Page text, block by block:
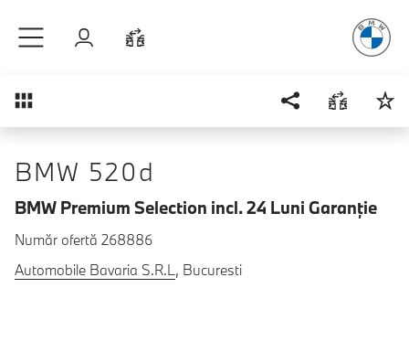
Autentificare
Prezentare generală
BMW 520d
BMW Premium Selection incl. 24 Luni Garanţie
Număr ofertă 268886
Automobile Bavaria S.R.L, Bucuresti